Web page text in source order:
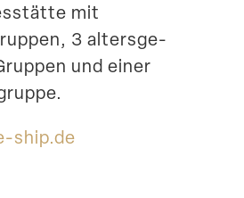
mit
3 alters­ge­
und einer
ship​.de